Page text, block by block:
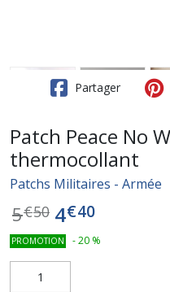
Partager
Patch Peace No
thermocollant
Patchs Militaires - Armée
5€50 4€40
PROMOTION -20 %